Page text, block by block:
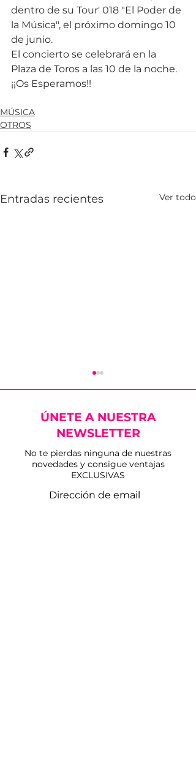
dentro de su Tour' 018 "El Poder de
la Música", el próximo domingo 10
de junio.
El concierto se celebrará en la
Plaza de Toros a las 10 de la noche.
¡¡Os Esperamos!!
MÚSICA
OTROS
Entradas recientes Ver todo
Conciertos del Día de
San José del Valle
ÚNETE A NUESTRA
NEWSLETTER
No te pierdas ninguna de nuestras
novedades y consigue ventajas
EXCLUSIVAS